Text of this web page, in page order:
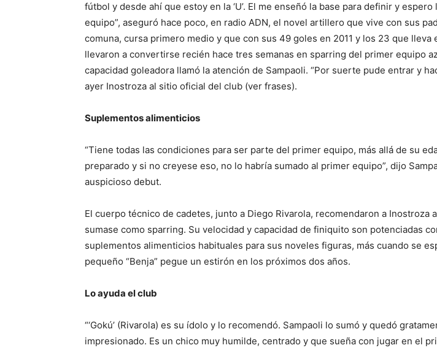
fútbol y desde ahí que estoy en la ‘U’. El me enseñó la base para definir y
equipo”, aseguró hace poco, en radio ADN, el novel artillero que vive con sus
comuna, cursa primero medio y que con sus 49 goles en 2011 y los 23 que lleva
llevaron a convertirse recién hace tres semanas en sparring del primer equipo
capacidad goleadora llamó la atención de Sampaoli. “Por suerte pude entrar y
ayer Inostroza al sitio oficial del club (ver frases).
Suplementos alimenticios
“Tiene todas las condiciones para ser parte del primer equipo, más allá de su
preparado y si no creyese eso, no lo habría sumado al primer equipo”, dijo
auspicioso debut.
El cuerpo técnico de cadetes, junto a Diego Rivarola, recomendaron a Inostroza
sumase como sparring. Su velocidad y capacidad de finiquito son potenciadas
suplementos alimenticios habituales para sus noveles figuras, más cuando se
pequeño “Benja” pegue un estirón en los próximos dos años.
Lo ayuda el club
“‘Gokú’ (Rivarola) es su ídolo y lo recomendó. Sampaoli lo sumó y quedó
impresionado. Es un chico muy humilde, centrado y que sueña con jugar en el